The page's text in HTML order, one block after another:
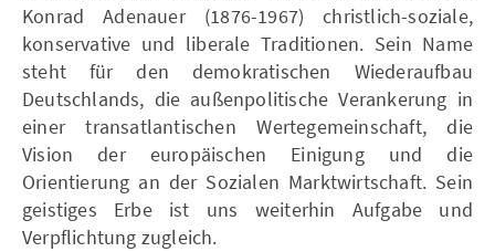
Konrad Adenauer (1876-1967) christlich-soziale,
konservative und liberale Traditionen. Sein Name
steht für den demokratischen Wiederaufbau
Deutschlands, die außenpolitische Verankerung in
einer transatlantischen Wertegemeinschaft, die
Vision der europäischen Einigung und die
Orientierung an der Sozialen Marktwirtschaft. Sein
geistiges Erbe ist uns weiterhin Aufgabe und
Verpflichtung zugleich.